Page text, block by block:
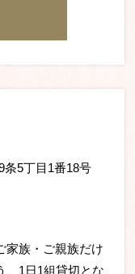
条5丁目1番18号
家族・ご親族だけ
、1日1組貸切とな